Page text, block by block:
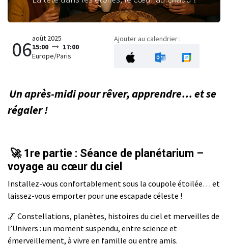
06août 2025
15:00
17:00
Europe/Paris
Ajouter au calendrier :
Un après-midi pour rêver, apprendre… et se
régaler !
🚀 1re partie : Séance de planétarium –
voyage au cœur du ciel
Installez-vous confortablement sous la coupole étoilée… et
laissez-vous emporter pour une escapade céleste !
🌌 Constellations, planètes, histoires du ciel et merveilles de
l’Univers : un moment suspendu, entre science et
émerveillement, à vivre en famille ou entre amis.